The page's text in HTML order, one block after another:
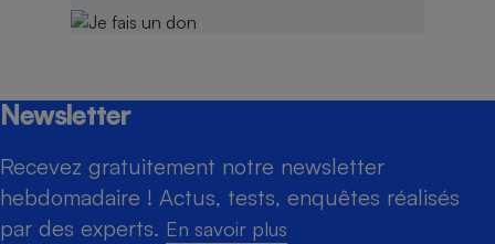
Newsletter
Recevez gratuitement notre newsletter
hebdomadaire ! Actus, tests, enquêtes réalisés
par des experts. En savoir plus